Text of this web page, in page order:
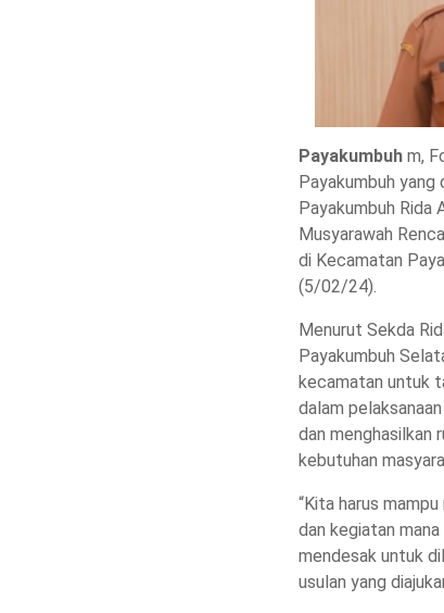
Payakumbuh m,
Payakumbuh
Payakumbuh Rida
Musyarawah
di Kecamatan
(5/02/24).
Menurut Sekda
Payakumbuh
kecamatan untuk
dalam
dan menghasilkan
kebutuhan
“Kita harus
dan kegiatan
mendesak untuk
usulan yang